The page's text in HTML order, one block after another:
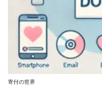
寄付の世界